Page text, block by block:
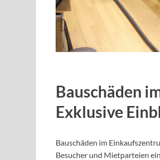
Bauschäden
Exklusive
Bauschäden im
Besucher und Mietparteien